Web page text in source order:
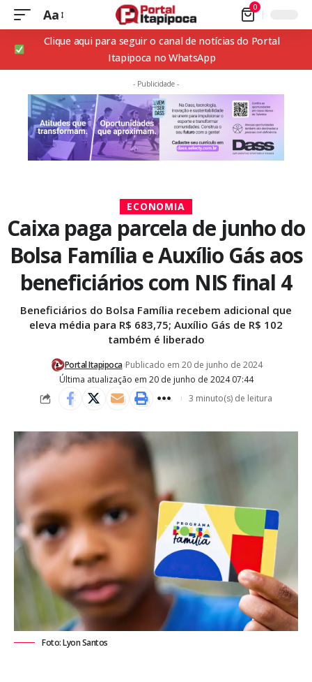
Aa 0
Clique aqui para seguir o canal de notícias do Portal
Itapipoca no WhatsApp
- Publicidade -
ECONOMIA
Caixa paga parcela de junho do
Bolsa Família e Auxílio Gás aos
beneficiários com NIS final 4
Beneficiários do Bolsa Família recebem adicional que
eleva média para R$ 683,75; Auxílio Gás de R$ 102
também é liberado
Última atualização em 20 de junho de 2024 07:44
Portal Itapipoca Publicado em 20 de junho de 2024
3 minuto(s) de leitura
Foto: Lyon Santos